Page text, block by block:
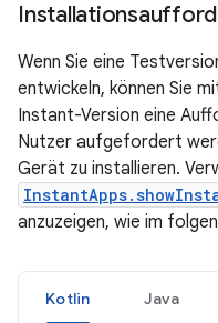
Wenn Sie eine
entwickeln, können Sie
Instant-Version eine
Nutzer aufgefordert
Gerät zu installieren.
anzuzeigen, wie im
Kotlin Java